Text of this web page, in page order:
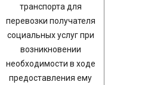
транспорта для
перевозки получателя
социальных услуг при
возникновении
необходимости в ходе
предоставления ему